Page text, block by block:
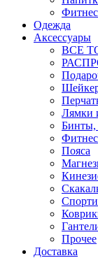
Одежда
Аксессуары
ВСЕ
Лямки
Бинты,
Пояса
Прочее
Доставка